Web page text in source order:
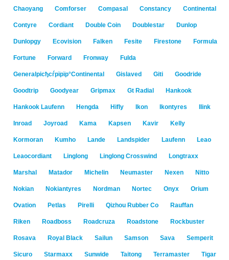
Chaoyang Comforser Compasal Constancy Continental
Contyre Cordiant Double Coin Doublestar Dunlop
Dunlopgy Ecovision Falken Fesite Firestone Formula
Fortune Forward Fronway Fulda
Generalрісђсѓрїрїр°Continental Gislaved Giti Goodride
Goodtrip Goodyear Gripmax Gt Radial Hankook
Hankook Laufenn Hengda Hifly Ikon Ikontyres Ilink
Inroad Joyroad Kama Kapsen Kavir Kelly
Kormoran Kumho Lande Landspider Laufenn Leao
Leaocordiant Linglong Linglong Crosswind Longtraxx
Marshal Matador Michelin Neumaster Nexen Nitto
Nokian Nokiantyres Nordman Nortec Onyx Orium
Ovation Petlas Pirelli Qizhou Rubber Co Rauffan
Riken Roadboss Roadcruza Roadstone Rockbuster
Rosava Royal Black Sailun Samson Sava Semperit
Sicuro Starmaxx Sunwide Taitong Terramaster Tigar